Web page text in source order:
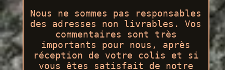
Nous ne sommes pas responsables
des adresses non livrables. Vos
commentaires sont très
importants pour nous, après
réception de votre colis et si
vous êtes satisfait de notre